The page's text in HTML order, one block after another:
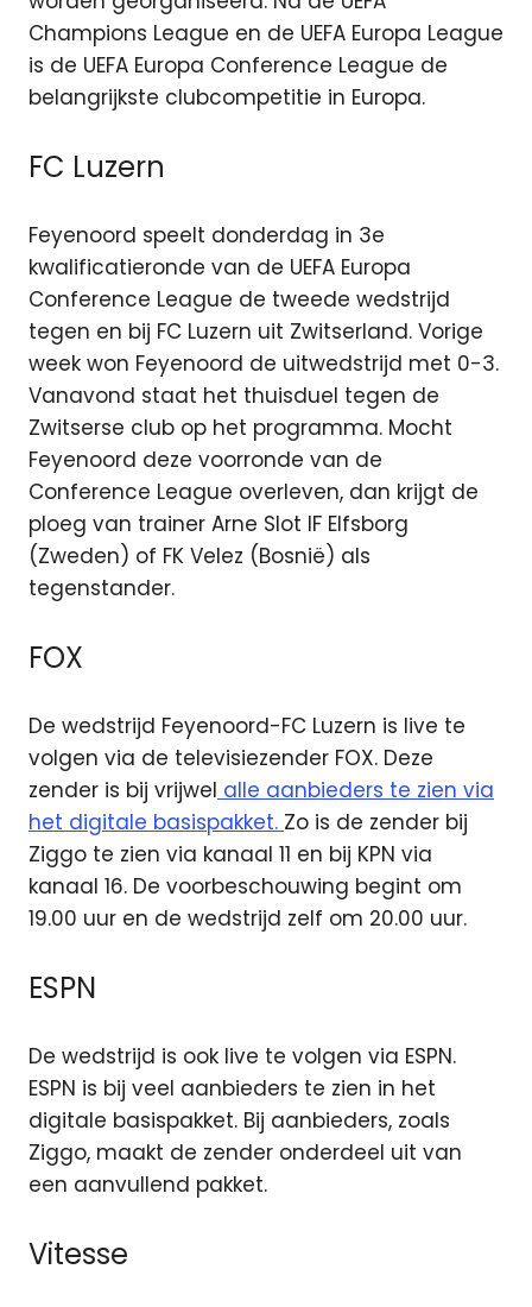
Champions League en de UEFA Europa League
is de UEFA Europa Conference League de
belangrijkste clubcompetitie in Europa.
FC Luzern
Feyenoord speelt donderdag in 3e
kwalificatieronde van de UEFA Europa
Conference League de tweede wedstrijd
tegen en bij FC Luzern uit Zwitserland. Vorige
week won Feyenoord de uitwedstrijd met 0-3.
Vanavond staat het thuisduel tegen de
Zwitserse club op het programma. Mocht
Feyenoord deze voorronde van de
Conference League overleven, dan krijgt de
ploeg van trainer Arne Slot IF Elfsborg
(Zweden) of FK Velez (Bosnië) als
tegenstander.
FOX
De wedstrijd Feyenoord-FC Luzern is live te
volgen via de televisiezender FOX. Deze
zender is bij vrijwel alle aanbieders te zien via
het digitale basispakket. Zo is de zender bij
Ziggo te zien via kanaal 11 en bij KPN via
kanaal 16. De voorbeschouwing begint om
19.00 uur en de wedstrijd zelf om 20.00 uur.
ESPN
De wedstrijd is ook live te volgen via ESPN.
ESPN is bij veel aanbieders te zien in het
digitale basispakket. Bij aanbieders, zoals
Ziggo, maakt de zender onderdeel uit van
een aanvullend pakket.
Vitesse